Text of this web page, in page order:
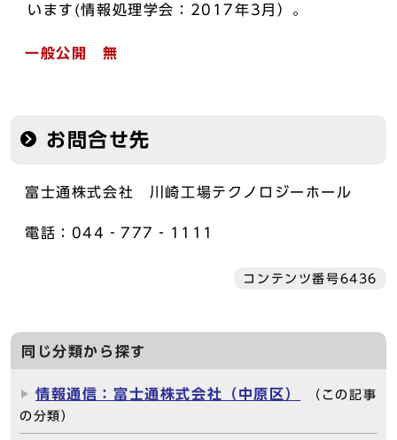
います(情報処理学会：2017年3月）。
一般公開 無
お問合せ先
富士通株式会社 川崎工場テクノロジーホール
電話：044‐777‐1111
コンテンツ番号6436
同じ分類から探す
情報通信：富士通株式会社（中原区）
（この記事
の分類）